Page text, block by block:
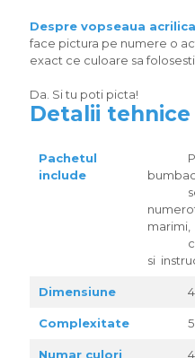
Despre vopseaua acrilica
face pictura pe numere o
exact ce culoare sa
Da. Si tu poti picta!
Detalii tehnice
Pachetul
include
setul
marimi,
si
Dimensiune
Complexitate 5
Numar culori